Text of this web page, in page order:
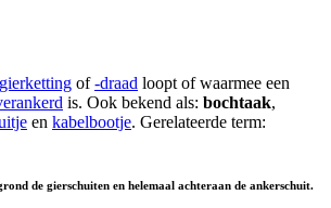
gierketting of-draad loopt of waarmee een
is. Ook bekend als: bochtaak,
en kabelbootje. Gerelateerde term:
de gierschuiten en helemaal achteraan de ankerschuit.